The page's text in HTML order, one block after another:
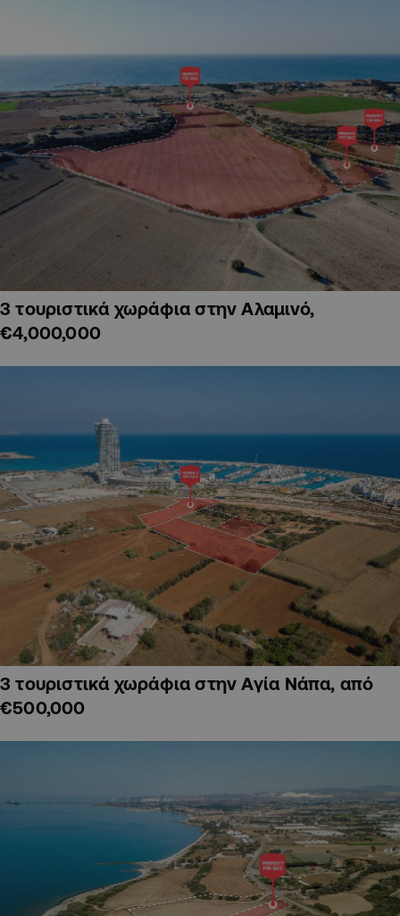
3 τουριστικά χωράφια στην Αλαμινό,
€4,000,000
3 τουριστικά χωράφια στην Αγία Νάπα, από
€500,000